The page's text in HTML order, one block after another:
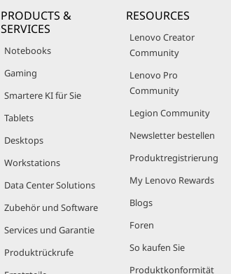
PRODUCTS &
SERVICES
Notebooks
Gaming
Smartere KI für Sie
Tablets
Desktops
Workstations
Data Center Solutions
Zubehör und Software
Services und Garantie
Produktrückrufe
RESOURCES
Lenovo Creator
Community
Lenovo Pro
Community
Legion Community
Newsletter bestellen
Produktregistrierung
My Lenovo Rewards
Blogs
Foren
So kaufen Sie
Produktkonformität